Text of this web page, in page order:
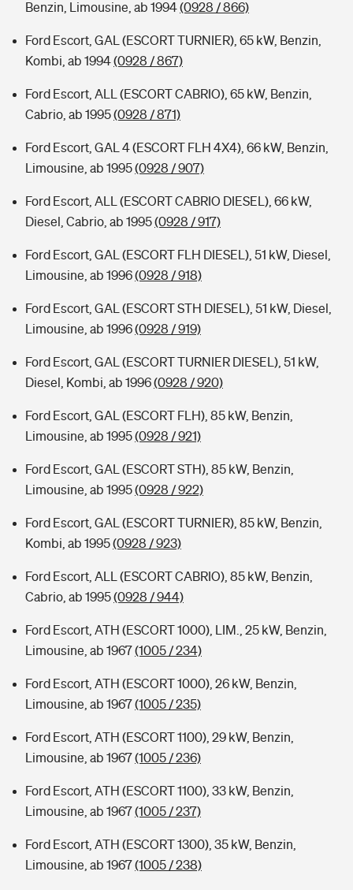
Benzin, Limousine, ab 1994(0928 / 866)
Ford Escort, GAL (ESCORT TURNIER), 65 kW, Benzin,
Kombi, ab 1994(0928 / 867)
Ford Escort, ALL (ESCORT CABRIO), 65 kW, Benzin,
Cabrio, ab 1995(0928 / 871)
Ford Escort, GAL 4 (ESCORT FLH 4X4), 66 kW, Benzin,
Limousine, ab 1995(0928 / 907)
Ford Escort, ALL (ESCORT CABRIO DIESEL), 66 kW,
Diesel, Cabrio, ab 1995(0928 / 917)
Ford Escort, GAL (ESCORT FLH DIESEL), 51 kW, Diesel,
Limousine, ab 1996(0928 / 918)
Ford Escort, GAL (ESCORT STH DIESEL), 51 kW, Diesel,
Limousine, ab 1996(0928 / 919)
Ford Escort, GAL (ESCORT TURNIER DIESEL), 51 kW,
Diesel, Kombi, ab 1996(0928 / 920)
Ford Escort, GAL (ESCORT FLH), 85 kW, Benzin,
Limousine, ab 1995(0928 / 921)
Ford Escort, GAL (ESCORT STH), 85 kW, Benzin,
Limousine, ab 1995(0928 / 922)
Ford Escort, GAL (ESCORT TURNIER), 85 kW, Benzin,
Kombi, ab 1995(0928 / 923)
Ford Escort, ALL (ESCORT CABRIO), 85 kW, Benzin,
Cabrio, ab 1995(0928 / 944)
Ford Escort, ATH (ESCORT 1000), LIM., 25 kW, Benzin,
Limousine, ab 1967(1005 / 234)
Ford Escort, ATH (ESCORT 1000), 26 kW, Benzin,
Limousine, ab 1967(1005 / 235)
Ford Escort, ATH (ESCORT 1100), 29 kW, Benzin,
Limousine, ab 1967(1005 / 236)
Ford Escort, ATH (ESCORT 1100), 33 kW, Benzin,
Limousine, ab 1967(1005 / 237)
Ford Escort, ATH (ESCORT 1300), 35 kW, Benzin,
Limousine, ab 1967(1005 / 238)